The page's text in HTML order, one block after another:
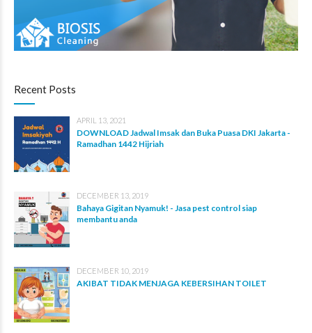
Recent Posts
APRIL 13, 2021
DOWNLOAD Jadwal Imsak dan Buka Puasa DKI Jakarta -
Ramadhan 1442 Hijriah
DECEMBER 13, 2019
Bahaya Gigitan Nyamuk! - Jasa pest control siap
membantu anda
DECEMBER 10, 2019
AKIBAT TIDAK MENJAGA KEBERSIHAN TOILET